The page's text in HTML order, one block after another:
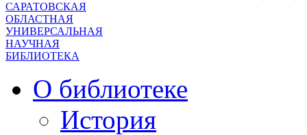
САРАТОВСКАЯ
ОБЛАСТНАЯ
УНИВЕРСАЛЬНАЯ
НАУЧНАЯ
БИБЛИОТЕКА
О библиотеке
История